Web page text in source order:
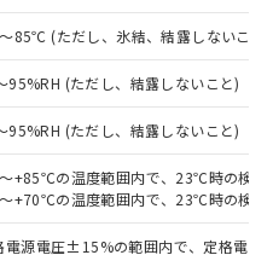
85℃ (ただし、氷結、結露しないこと)
95%RH (ただし、結露しないこと)
95%RH (ただし、結露しないこと)
+85℃の温度範囲内で、23℃時の検
+70℃の温度範囲内で、23℃時の検
電源電圧±15%の範囲内で、定格電
だき、同意のうえ
社制御機器事業取扱
況および標準価格
ていただくもので
取扱商品の中には、
外となる商品もある
指令（10物質）の
、対応品を出す予
指令（10物質）の
中または確認中の
など無形物で、有
い商品です。
、非含有部品として
明した場合などや
有率が中国RoHSの
を示します。
有率が中国RoHSの
を示します。